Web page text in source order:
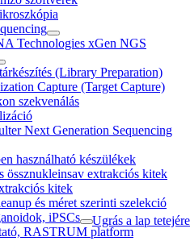
Technologies xGen NGS
(Library Preparation)
Capture (Target Capture)
szekvenálás
Next Generation Sequencing
használható készülékek
össznukleinsav extrakciós kitek
kitek
és méret szerinti szelekció
iPSCs
RASTRUM platform
Ugrás a lap tetejére